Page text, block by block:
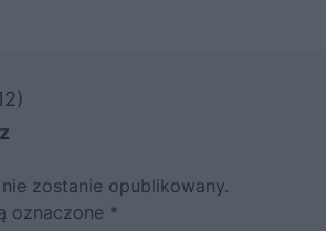
zostanie opublikowany.
oznaczone *